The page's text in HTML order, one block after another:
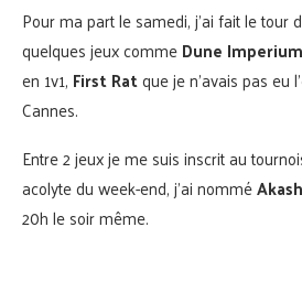
Pour ma part le samedi, j’ai fait le tour
quelques jeux commeDune
en 1v1, First Ratque je n’avais pas eu
Cannes.
Entre 2 jeux je me suis inscrit au
acolyte du week-end, j’ai nommé
20h le soir même.